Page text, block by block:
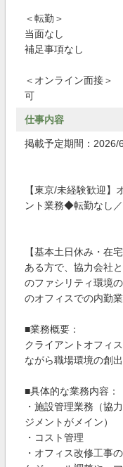
＜転勤＞
当面なし
補足事項なし
＜オンライン面接＞
可
仕事内容
掲載予定期間：
【東京/未経験歓迎】
ント業務◆転勤なし
【基本土日休み・在
ある方で、協力会社
のファシリティ環境
のオフィスでの内勤業
■業務概要：
クライアントオフィ
ながら職場環境の創
■具体的な業務内容：
・施設管理業務（協
ジメントがメイン）
・コスト管理
・オフィス改修工事